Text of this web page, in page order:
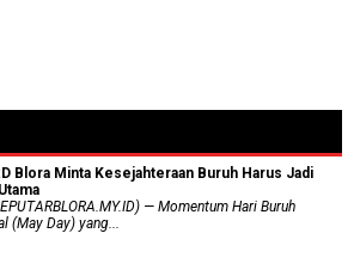
Blora Minta Kesejahteraan Buruh Harus Jadi
— Momentum Hari Buruh
(May Day) yang...